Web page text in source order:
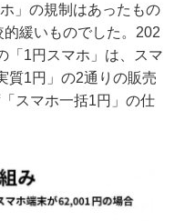
」の規制はあったもの
緩いものでした。202
「1円スマホ」は、スマ
質1円」の2通りの販売
スマホ一括1円」の仕